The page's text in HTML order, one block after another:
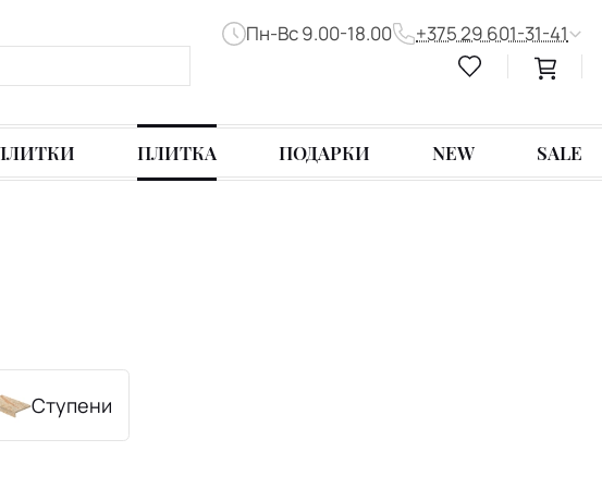
Пн-Вс 9.00-18.00 +375 29 601-31-41
ПЛИТКА ПОДАРКИ NEW SALE
Ступени